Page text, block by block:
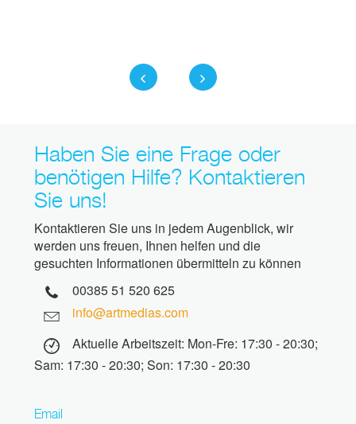
Haben Sie eine Frage oder
benötigen Hilfe? Kontaktieren
Sie uns!
Kontaktieren Sie uns in jedem Augenblick, wir
werden uns freuen, Ihnen helfen und die
gesuchten Informationen übermitteln zu können
00385 51 520 625
info@artmedias.com
Aktuelle Arbeitszeit: Mon-Fre: 17:30 - 20:30;
Sam: 17:30 - 20:30; Son: 17:30 - 20:30
Email